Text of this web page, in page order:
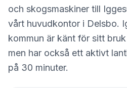
och skogsmaskiner till
vårt huvudkontor i Delsbo.
kommun är känt för sitt
men har också ett aktivt
på 30 minuter.